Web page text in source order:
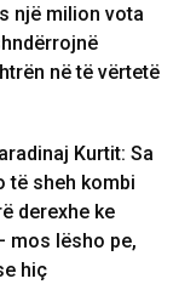
një milion vota
në të vërtetë
Kurtit: Sa
të sheh kombi
derexhe ke
mos lësho pe,
hiç